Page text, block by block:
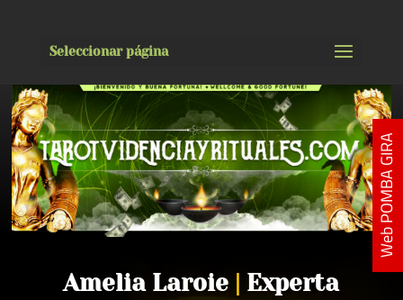
Seleccionar página
Amelia Laroie
Experta
Web POMBA GIRA